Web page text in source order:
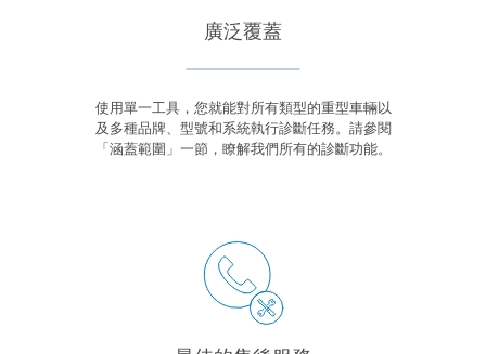
廣泛覆蓋
使用單一工具，您就能對所有類型的重型車輛以
及多種品牌、型號和系統執行診斷任務。請參閱
「涵蓋範圍」一節，瞭解我們所有的診斷功能。